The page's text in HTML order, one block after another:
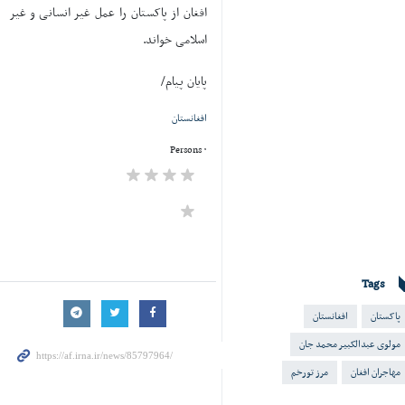
افغان از پاکستان را عمل غیر انسانی و غیر
اسلامی خواند.
پایان پیام/
افغانستان
۰ Persons
Tags
پاکستان
افغانستان
مولوی عبدالکبیر محمد جان
مهاجران افغان
مرز تورخم